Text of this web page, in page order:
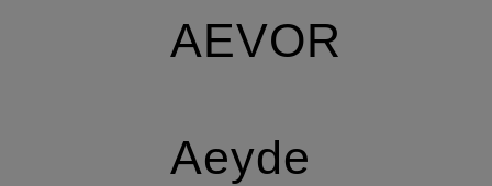
AEVOR
Aeyde